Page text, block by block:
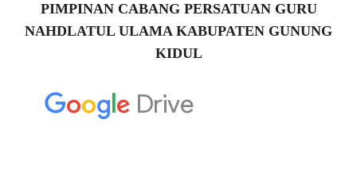
PIMPINAN CABANG PERSATUAN GURU
NAHDLATUL ULAMA KABUPATEN GUNUNG
KIDUL